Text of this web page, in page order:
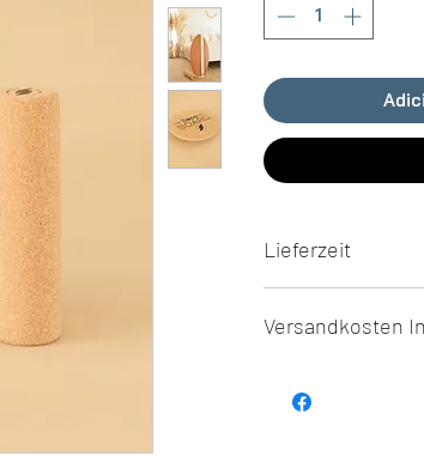
Lieferzeit
Versandkosten